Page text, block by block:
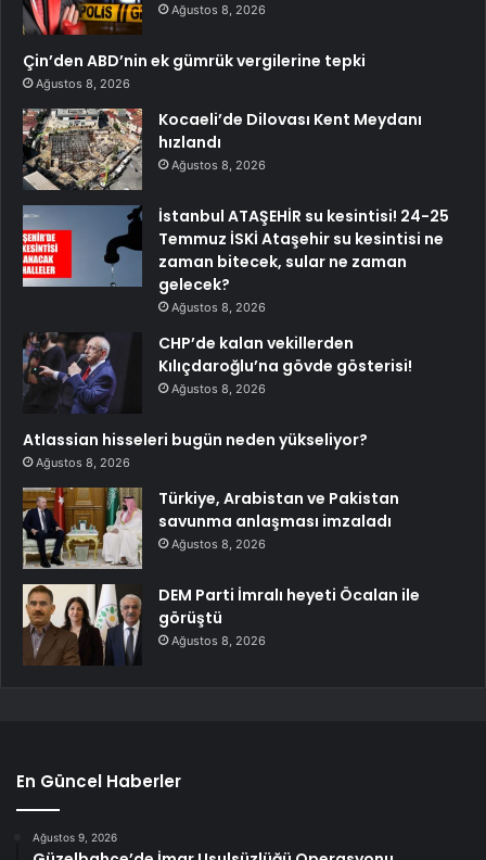
Ağustos 8, 2026
Çin’den ABD’nin ek gümrük vergilerine tepki
Ağustos 8, 2026
Kocaeli’de Dilovası Kent Meydanı
hızlandı
Ağustos 8, 2026
İstanbul ATAŞEHİR su kesintisi! 24-25
Temmuz İSKİ Ataşehir su kesintisi ne
zaman bitecek, sular ne zaman
gelecek?
Ağustos 8, 2026
CHP’de kalan vekillerden
Kılıçdaroğlu’na gövde gösterisi!
Ağustos 8, 2026
Atlassian hisseleri bugün neden yükseliyor?
Ağustos 8, 2026
Türkiye, Arabistan ve Pakistan
savunma anlaşması imzaladı
Ağustos 8, 2026
DEM Parti İmralı heyeti Öcalan ile
görüştü
Ağustos 8, 2026
En Güncel Haberler
Ağustos 9, 2026